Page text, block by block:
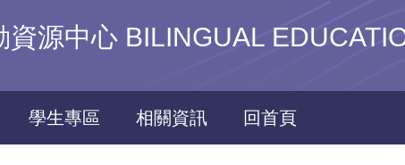
源中心 BILINGUAL
學生專區 相關資訊 回首頁